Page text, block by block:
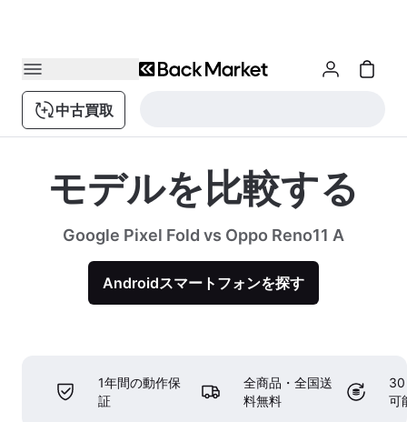
中古買取
モデルを比較する
Google Pixel Fold vs Oppo Reno11 A
Androidスマートフォンを探す
1年間の動作保
証
全商品・全国送
料無料
30
可